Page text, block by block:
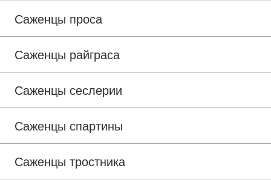
Саженцы проса
Саженцы райграса
Саженцы сеслерии
Саженцы спартины
Саженцы тростника